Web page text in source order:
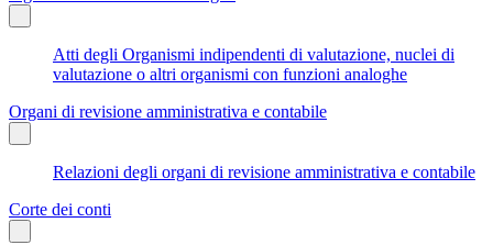
Atti degli Organismi indipendenti di valutazione, nuclei di
valutazione o altri organismi con funzioni analoghe
Organi di revisione amministrativa e contabile
Relazioni degli organi di revisione amministrativa e contabile
Corte dei conti